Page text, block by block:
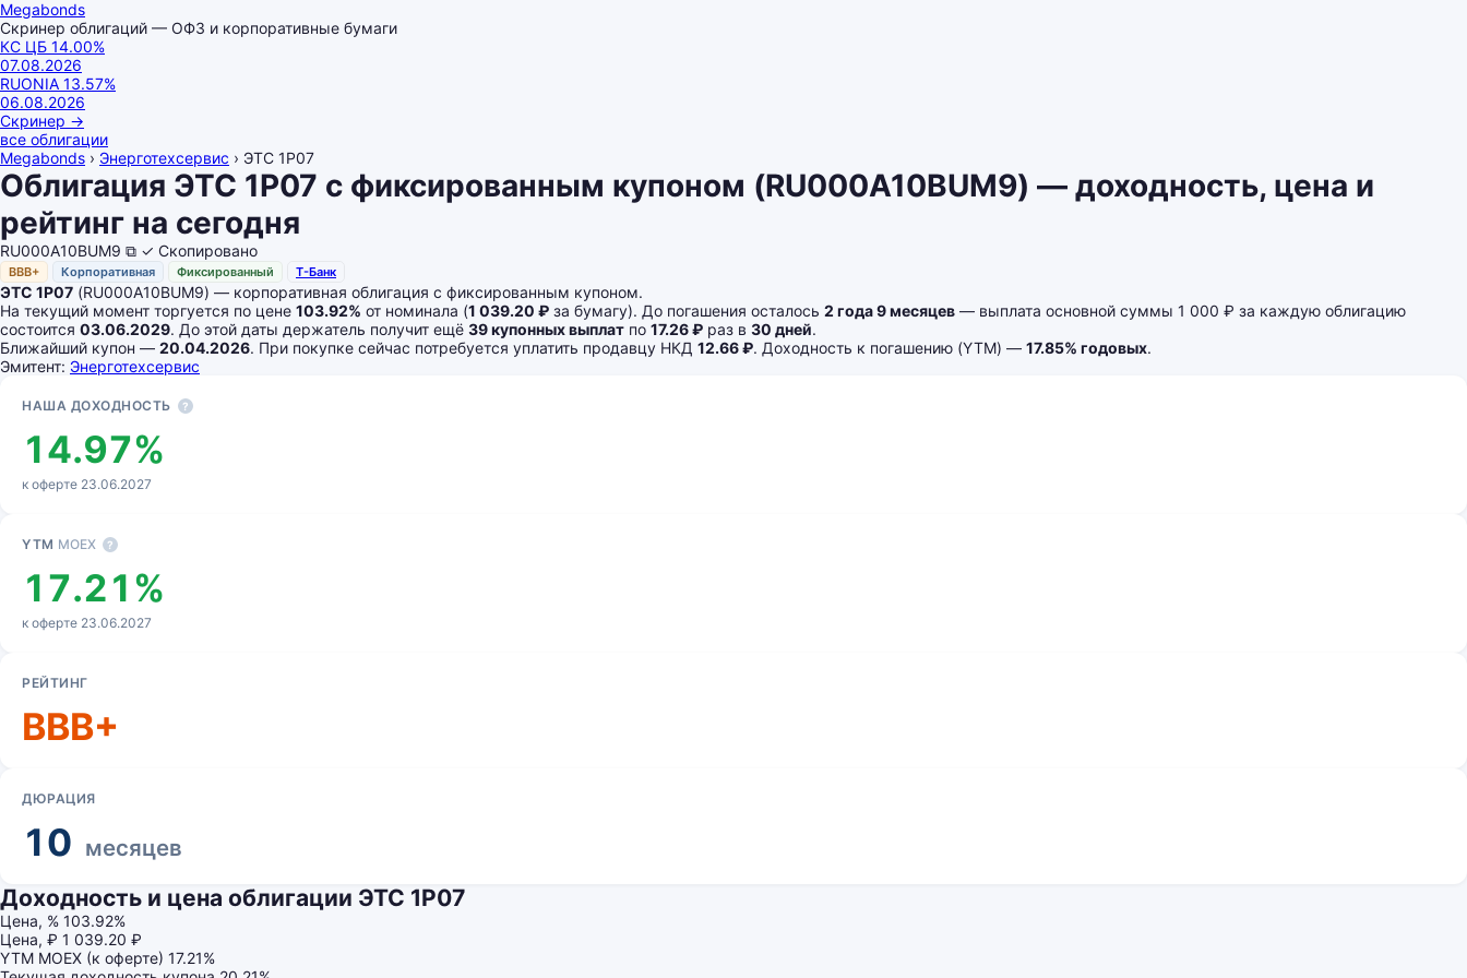
Megabonds
Скринер облигаций — ОФЗ и корпоративные бумаги
КС ЦБ 14.00%
07.08.2026
RUONIA 13.57%
06.08.2026
Скринер →
все облигации
Megabonds › Энерготехсервис › ЭТС 1Р07
Облигация ЭТС 1Р07 с фиксированным купоном (RU000A10BUM9) — доходность, цена и
рейтинг на сегодня
RU000A10BUM9 ⧉ ✓ Скопировано
BBB+ Корпоративная Фиксированный Т-Банк
ЭТС 1Р07 (RU000A10BUM9) — корпоративная облигация с фиксированным купоном.
На текущий момент торгуется по цене 103.92% от номинала (1 039.20 ₽ за бумагу). До погашения осталось 2 года 9 месяцев — выплата основной суммы 1 000 ₽ за каждую облигацию
состоится 03.06.2029. До этой даты держатель получит ещё 39 купонных выплат по 17.26 ₽ раз в 30 дней.
Ближайший купон — 20.04.2026. При покупке сейчас потребуется уплатить продавцу НКД 12.66 ₽. Доходность к погашению (YTM) — 17.85% годовых.
Эмитент: Энерготехсервис
НАША ДОХОДНОСТЬ ?
14.97%
к оферте 23.06.2027
YTM MOEX ?
17.21%
к оферте 23.06.2027
РЕЙТИНГ
BBB+
ДЮРАЦИЯ
10 месяцев
Доходность и цена облигации ЭТС 1Р07
Цена, % 103.92%
Цена, ₽ 1 039.20 ₽
YTM MOEX (к оферте) 17.21%